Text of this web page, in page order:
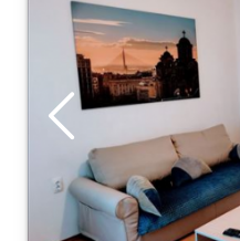
Apartman za 4
znamenitosti
Beograd
Lokacija:
Beograd Vračar
Adresa:
Mišarska
4A
Cena
50 €